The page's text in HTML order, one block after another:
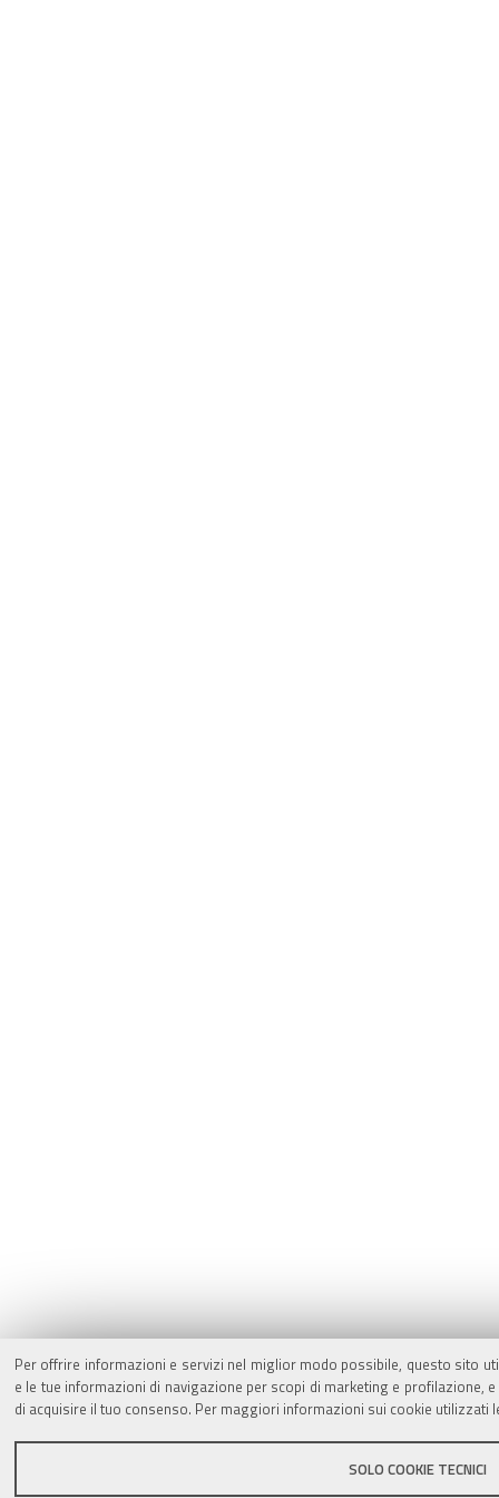
Per offrire informazioni e servizi nel miglior modo possibile, questo sito
e le tue informazioni di navigazione per scopi di marketing e
di acquisire il tuo consenso. Per maggiori informazioni sui cookie utilizzati
SOLO COOKIE TECNICI